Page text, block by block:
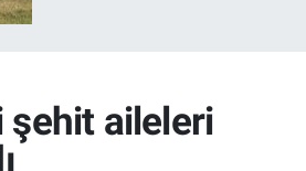
şehit aileleri